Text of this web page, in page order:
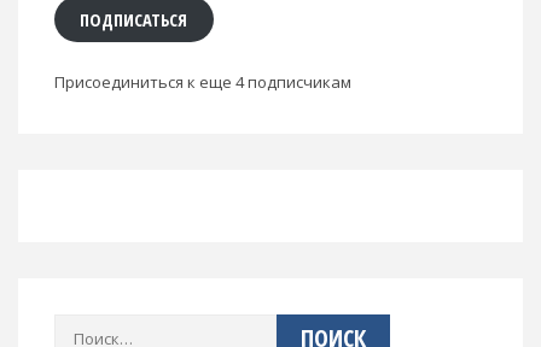
ПОДПИСАТЬСЯ
Присоединиться к еще 4 подписчикам